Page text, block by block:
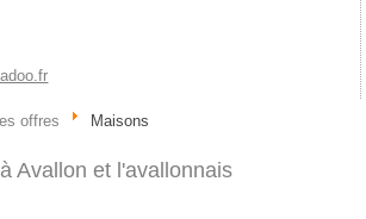
offres Maisons
Avallon et l'avallonnais